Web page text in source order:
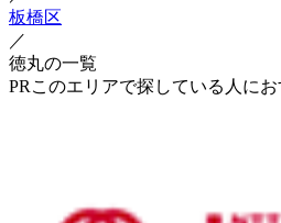
板橋区
／
徳丸の一覧
PR このエリアで探している人に